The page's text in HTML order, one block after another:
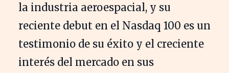
la industria aeroespacial, y su
reciente debut en el Nasdaq 100 es un
testimonio de su éxito y el creciente
interés del mercado en sus